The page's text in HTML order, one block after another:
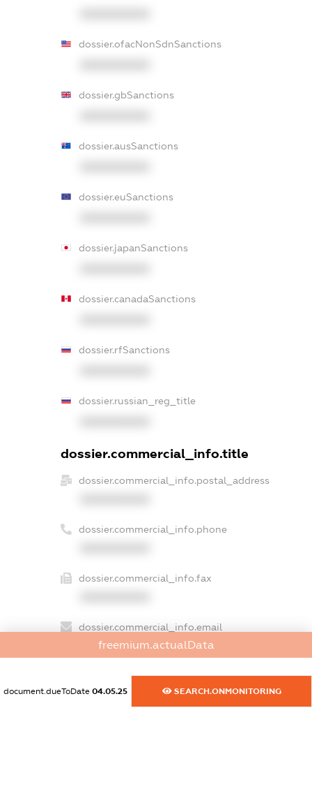
dossier.ofacNonSdnSanctions
dossier.gbSanctions
dossier.ausSanctions
dossier.euSanctions
dossier.japanSanctions
dossier.canadaSanctions
dossier.rfSanctions
dossier.russian_reg_title
dossier.commercial_info.title
dossier.commercial_info.postal_address
dossier.commercial_info.phone
dossier.commercial_info.fax
dossier.commercial_info.email
XXXXXXXXXX
dossier.commercial_info.website
XXXXXXXXXX
freemium.actualData
document.dueToDate 04.05.25 SEARCH.ONMONITORING